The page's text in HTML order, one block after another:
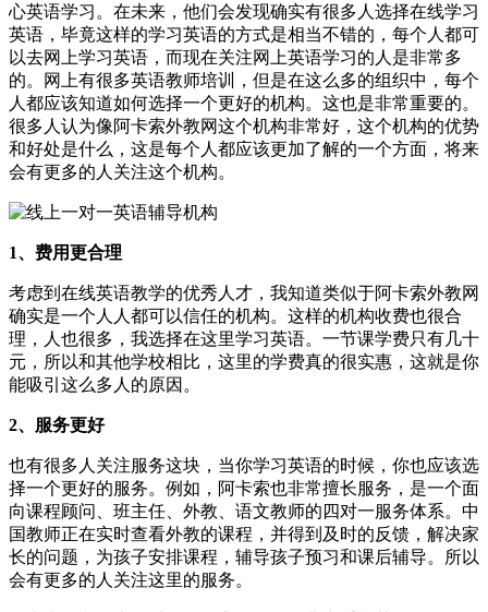
心英语学习。在未来，他们会发现确实有很多人选择在线学习
英语，毕竟这样的学习英语的方式是相当不错的，每个人都可
以去网上学习英语，而现在关注网上英语学习的人是非常多
的。网上有很多英语教师培训，但是在这么多的组织中，每个
人都应该知道如何选择一个更好的机构。这也是非常重要的。
很多人认为像阿卡索外教网这个机构非常好，这个机构的优势
和好处是什么，这是每个人都应该更加了解的一个方面，将来
会有更多的人关注这个机构。
1、费用更合理
考虑到在线英语教学的优秀人才，我知道类似于阿卡索外教网
确实是一个人人都可以信任的机构。这样的机构收费也很合
理，人也很多，我选择在这里学习英语。一节课学费只有几十
元，所以和其他学校相比，这里的学费真的很实惠，这就是你
能吸引这么多人的原因。
2、服务更好
也有很多人关注服务这块，当你学习英语的时候，你也应该选
择一个更好的服务。例如，阿卡索也非常擅长服务，是一个面
向课程顾问、班主任、外教、语文教师的四对一服务体系。中
国教师正在实时查看外教的课程，并得到及时的反馈，解决家
长的问题，为孩子安排课程，辅导孩子预习和课后辅导。所以
会有更多的人关注这里的服务。